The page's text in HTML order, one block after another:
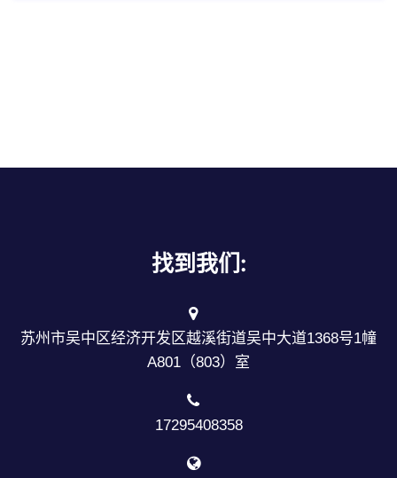
找到我们:
苏州市吴中区经济开发区越溪街道吴中大道1368号1幢
A801（803）室
17295408358